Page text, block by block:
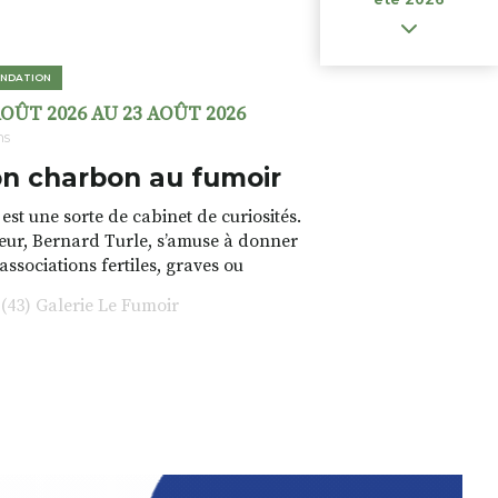
2026 AU 23 AOÛT 2026
charbon au fumoir
une sorte de cabinet de curiosités.
Bernard Turle, s’amuse à donner
fertiles, graves ou
fumeuses. Des oeuvres
font. liens avec les histoires un peu
en off du festival d’Auzon, cette
Galerie Le Fumoir